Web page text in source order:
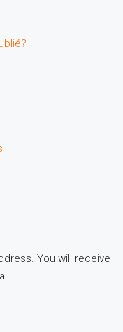
You will receive